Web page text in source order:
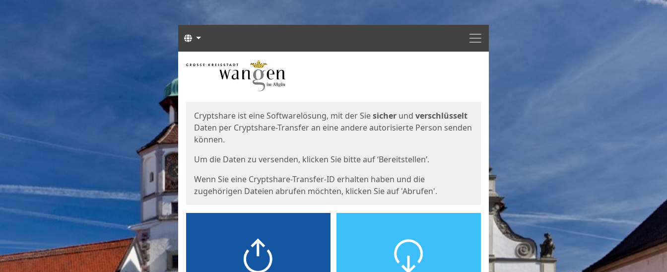
Menü
Sprachen
Start
Cryptshare ist eine Softwarelösung, mit der Siesicher und verschlüsselt
Daten per Cryptshare-Transfer an eine andere autorisierte Person senden
können.
Um die Daten zu versenden, klicken Sie bitte auf ‘Bereitstellen’.
Wenn Sie eine Cryptshare-Transfer-ID erhalten haben und die
zugehörigen Dateien abrufen möchten, klicken Sie auf 'Abrufen'.